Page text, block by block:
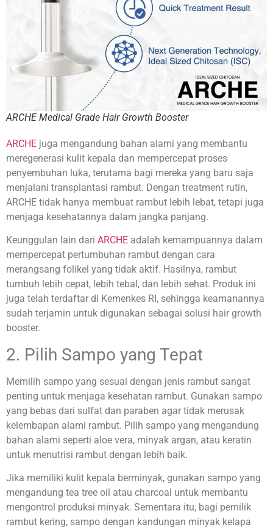
ARCHE Medical Grade Hair Growth Booster
ARCHE juga mengandung bahan alami yang membantu
meregenerasi kulit kepala dan mempercepat proses
penyembuhan luka, terutama bagi mereka yang baru saja
menjalani transplantasi rambut. Dengan treatment rutin,
ARCHE tidak hanya membuat rambut lebih lebat, tetapi juga
menjaga kesehatannya dalam jangka panjang.
Keunggulan lain dari ARCHE adalah kemampuannya dalam
mempercepat pertumbuhan rambut dengan cara
merangsang folikel yang tidak aktif. Hasilnya, rambut
tumbuh lebih cepat, lebih tebal, dan lebih sehat. Produk ini
juga telah terdaftar di Kemenkes RI, sehingga keamanannya
sudah terjamin untuk digunakan sebagai solusi hair growth
booster.
2. Pilih Sampo yang Tepat
Memilih sampo yang sesuai dengan jenis rambut sangat
penting untuk menjaga kesehatan rambut. Gunakan sampo
yang bebas dari sulfat dan paraben agar tidak merusak
kelembapan alami rambut. Pilih sampo yang mengandung
bahan alami seperti aloe vera, minyak argan, atau keratin
untuk menutrisi rambut dengan lebih baik.
Jika memiliki kulit kepala berminyak, gunakan sampo yang
mengandung tea tree oil atau charcoal untuk membantu
mengontrol produksi minyak. Sementara itu, bagi pemilik
rambut kering, sampo dengan kandungan minyak kelapa